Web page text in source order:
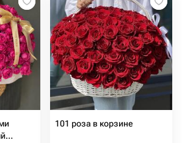
101 роза в корзине